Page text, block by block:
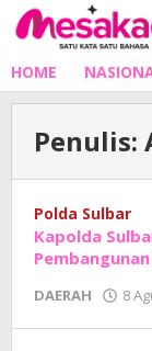
Lewati
ke
HOME
Penulis:
Polda Sulbar
Kapolda
DAERAH 8